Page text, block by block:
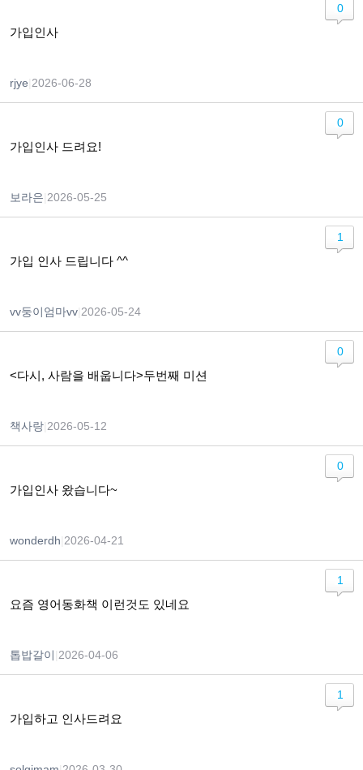
가입인사
rjye 2026-06-28
0
가입인사 드려요!
보라은 2026-05-25
0
가입 인사 드립니다 ^^
vv둥이엄마vv 2026-05-24
1
<다시, 사람을 배웁니다>두번째 미션
책사랑 2026-05-12
0
가입인사 왔습니다~
wonderdh 2026-04-21
0
요즘 영어동화책 이런것도 있네요
톱밥갈이 2026-04-06
1
가입하고 인사드려요
1